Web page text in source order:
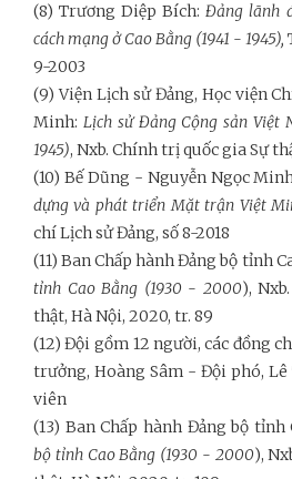
(8) Trương Diệp Bích:Đảng lãnh
cách mạng ở Cao Bằng (1941 - 1945),
9-2003
(9) Viện Lịch sử Đảng, Học viện
Minh: Lịch sử Đảng Cộng sản Việt
1945), Nxb. Chính trị quốc gia Sự
(10) Bế Dũng - Nguyễn Ngọc
dựng và phát triển Mặt trận Việt
chí Lịch sử Đảng, số 8-2018
(11) Ban Chấp hành Đảng bộ tỉnh
tỉnh Cao Bằng (1930 - 2000),
thật, Hà Nội, 2020, tr. 89
(12) Đội gồm 12 người, các đồng
trưởng, Hoàng Sâm - Đội phó,
viên
(13) Ban Chấp hành Đảng bộ tỉnh
bộ tỉnh Cao Bằng (1930 - 2000),